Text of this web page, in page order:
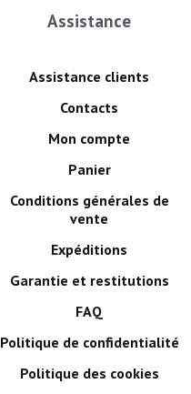
Assistance
Assistance clients
Contacts
Mon compte
Panier
Conditions générales de
vente
Expéditions
Garantie et restitutions
FAQ
Politique de confidentialité
Politique des cookies